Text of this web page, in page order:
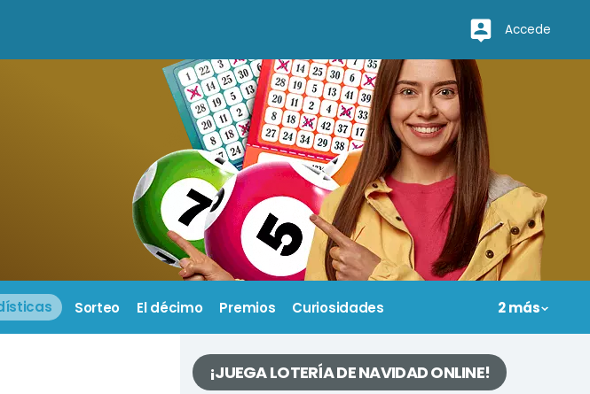
Accede
Sorteo El décimo Premios Curiosidades 2 más
¡JUEGA LOTERÍA DE NAVIDAD ONLINE!